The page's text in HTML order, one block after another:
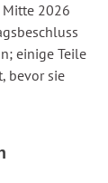
2026
einige Teile
bevor sie